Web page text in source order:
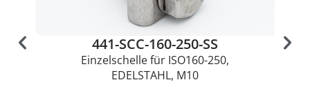
441-SCC-160-250-SS
Einzelschelle für ISO160-250,
EDELSTAHL, M10